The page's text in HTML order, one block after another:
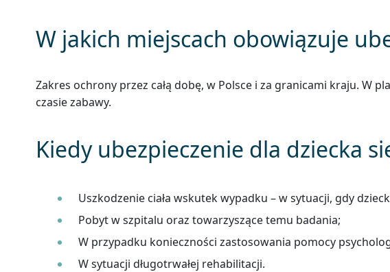
W jakich miejscach obowiązuje
Zakres ochrony przez całą dobę, w Polsce i za granicami kraju. W
czasie zabawy.
Kiedy ubezpieczenie dla dziecka
Uszkodzenie ciała wskutek wypadku – w sytuacji, gdy
Pobyt w szpitalu oraz towarzyszące temu badania;
W przypadku konieczności zastosowania pomocy
W sytuacji długotrwałej rehabilitacji.